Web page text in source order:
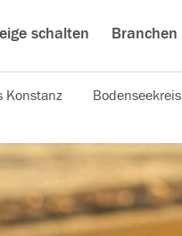
schalten Branchen
Konstanz Bodenseekreis